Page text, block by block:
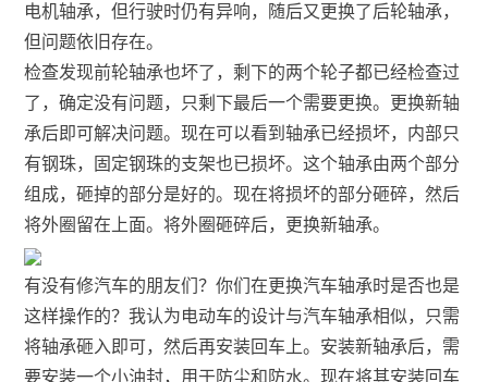
电机轴承，但行驶时仍有异响，随后又更换了后轮轴承，
但问题依旧存在。
检查发现前轮轴承也坏了，剩下的两个轮子都已经检查过
了，确定没有问题，只剩下最后一个需要更换。更换新轴
承后即可解决问题。现在可以看到轴承已经损坏，内部只
有钢珠，固定钢珠的支架也已损坏。这个轴承由两个部分
组成，砸掉的部分是好的。现在将损坏的部分砸碎，然后
将外圈留在上面。将外圈砸碎后，更换新轴承。
有没有修汽车的朋友们？你们在更换汽车轴承时是否也是
这样操作的？我认为电动车的设计与汽车轴承相似，只需
将轴承砸入即可，然后再安装回车上。安装新轴承后，需
要安装一个小油封，用于防尘和防水。现在将其安装回车